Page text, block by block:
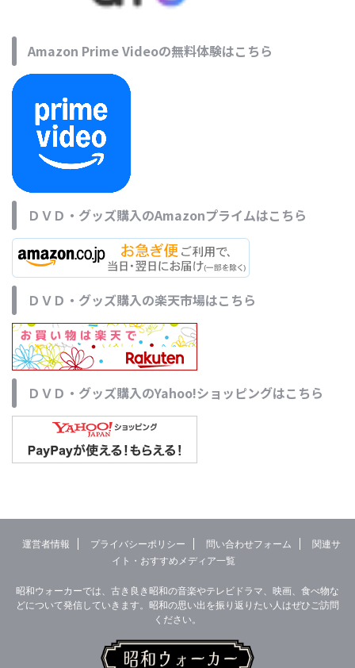
Amazon Prime Videoの無料体験はこちら
ＤＶＤ・グッズ購入のAmazonプライムはこちら
ＤＶＤ・グッズ購入の楽天市場はこちら
ＤＶＤ・グッズ購入のYahoo!ショッピングはこちら
運営者情報 プライバシーポリシー 問い合わせフォーム
関連サ
イト・おすすめメディア一覧
昭和ウォーカーでは、古き良き昭和の音楽やテレビドラマ、映画、食べ物な
どについて発信していきます。昭和の思い出を振り返りたい人はぜひご訪問
ください。